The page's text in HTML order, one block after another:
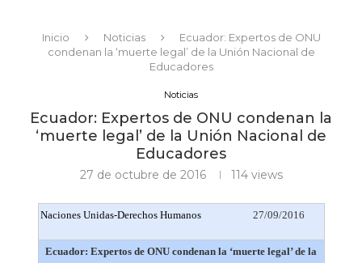
Inicio Noticias
Ecuador: Expertos de ONU
condenan la ‘muerte legal’ de la Unión Nacional de
Educadores
Noticias
Ecuador: Expertos de ONU condenan la
‘muerte legal’ de la Unión Nacional de
Educadores
27 de octubre de 2016 114views
Naciones Unidas-Derechos Humanos 27/09/2016
Ecuador: Expertos de ONU condenan la ‘muerte legal’ de la